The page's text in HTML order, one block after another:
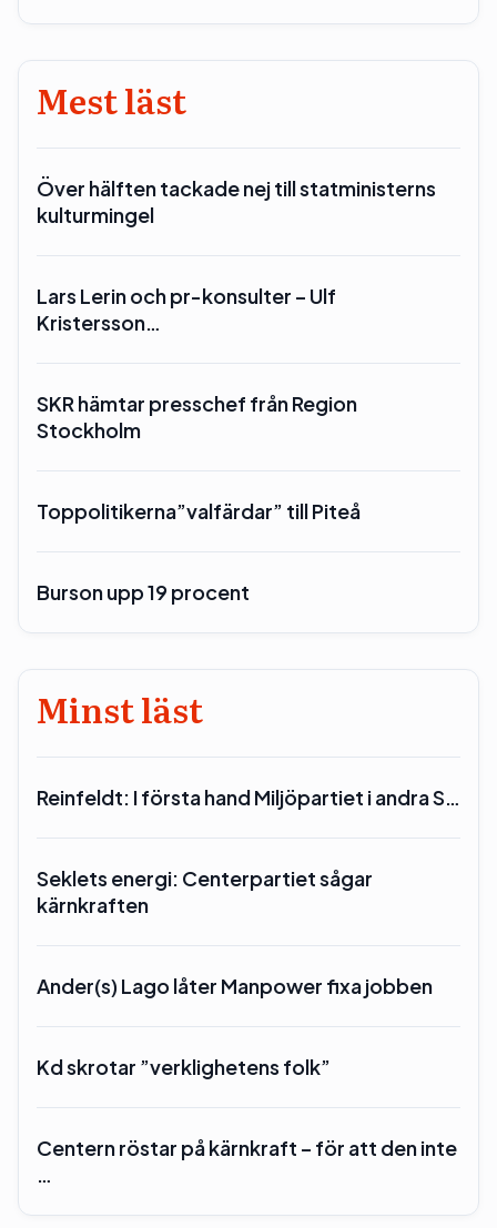
Mest läst
Över hälften tackade nej till statministerns
kulturmingel
Lars Lerin och pr-konsulter – Ulf
Kristersson…
SKR hämtar presschef från Region
Stockholm
Toppolitikerna”valfärdar” till Piteå
Burson upp 19 procent
Minst läst
Reinfeldt: I första hand Miljöpartiet i andra S…
Seklets energi: Centerpartiet sågar
kärnkraften
Ander(s) Lago låter Manpower fixa jobben
Kd skrotar ”verklighetens folk”
Centern röstar på kärnkraft – för att den inte
…